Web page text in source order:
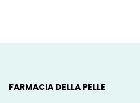
FARMACIA DELLA PELLE